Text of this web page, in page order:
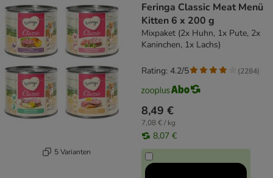
5 Varianten
Feringa Classic Meat Menü
Kitten 6 x 200 g
Mixpaket (2x Huhn, 1x Pute, 2x
Kaninchen, 1x Lachs)
8,49 €
7,08 € / kg
8,07 €
Rating: 4.2/5 (2284)